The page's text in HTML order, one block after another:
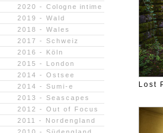
2020 - Cologne intime
2019 - Wald
2018 - Wales
2017 - Schweiz
2016 - Köln
2015 - London
2014 - Ostsee
2014 - Sumi-e
2013 - Seascapes
2012 - Out of Focus
2011 - Nordengland
Lost